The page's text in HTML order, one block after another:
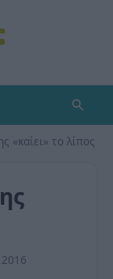
«καίει» το λίπος